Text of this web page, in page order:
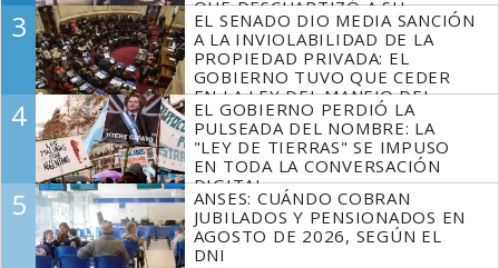
QUE DESCUARTIZÓ A SU
MARIDO
3
EL SENADO DIO MEDIA SANCIÓN
A LA INVIOLABILIDAD DE LA
PROPIEDAD PRIVADA: EL
GOBIERNO TUVO QUE CEDER
EN LA LEY DEL MANEJO DEL
FUEGO
4
EL GOBIERNO PERDIÓ LA
PULSEADA DEL NOMBRE: LA
"LEY DE TIERRAS" SE IMPUSO
EN TODA LA CONVERSACIÓN
DIGITAL
5
ANSES: CUÁNDO COBRAN
JUBILADOS Y PENSIONADOS EN
AGOSTO DE 2026, SEGÚN EL
DNI